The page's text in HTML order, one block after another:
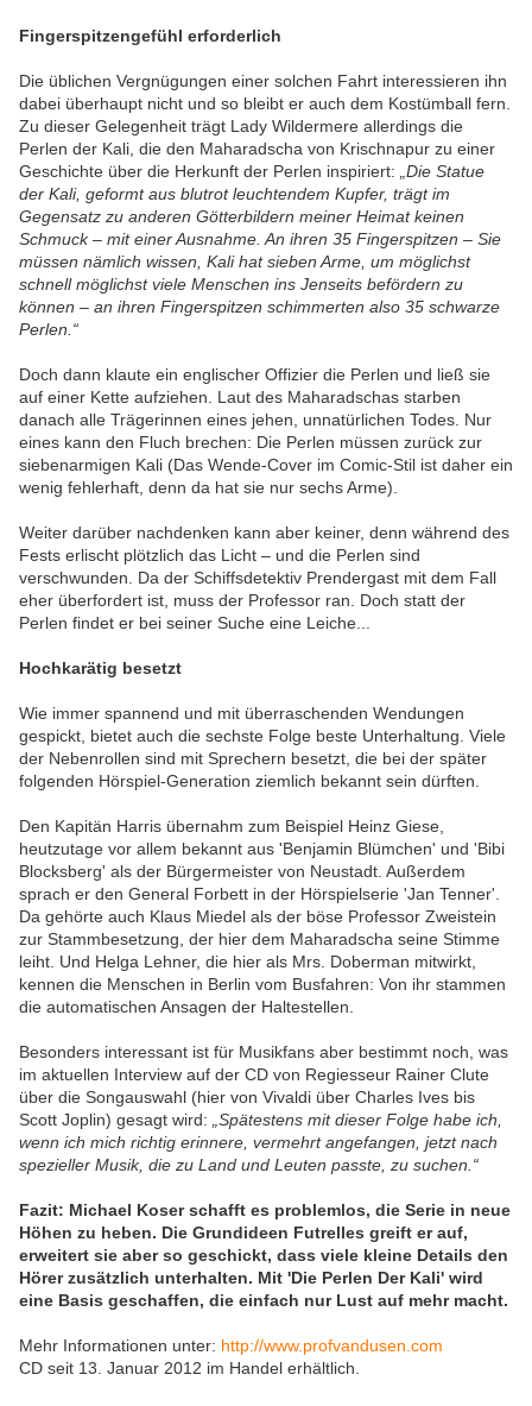
Fingerspitzengefühl erforderlich
Die üblichen Vergnügungen einer solchen Fahrt interessieren ihn
dabei überhaupt nicht und so bleibt er auch dem Kostümball fern.
Zu dieser Gelegenheit trägt Lady Wildermere allerdings die
Perlen der Kali, die den Maharadscha von Krischnapur zu einer
Geschichte über die Herkunft der Perlen inspiriert:
„Die Statue
der Kali, geformt aus blutrot leuchtendem Kupfer, trägt im
Gegensatz zu anderen Götterbildern meiner Heimat keinen
Schmuck – mit einer Ausnahme. An ihren 35 Fingerspitzen – Sie
müssen nämlich wissen, Kali hat sieben Arme, um möglichst
schnell möglichst viele Menschen ins Jenseits befördern zu
können – an ihren Fingerspitzen schimmerten also 35 schwarze
Perlen.“
Doch dann klaute ein englischer Offizier die Perlen und ließ sie
auf einer Kette aufziehen. Laut des Maharadschas starben
danach alle Trägerinnen eines jehen, unnatürlichen Todes. Nur
eines kann den Fluch brechen: Die Perlen müssen zurück zur
siebenarmigen Kali (Das Wende-Cover im Comic-Stil ist daher ein
wenig fehlerhaft, denn da hat sie nur sechs Arme).
Weiter darüber nachdenken kann aber keiner, denn während des
Fests erlischt plötzlich das Licht – und die Perlen sind
verschwunden. Da der Schiffsdetektiv Prendergast mit dem Fall
eher überfordert ist, muss der Professor ran. Doch statt der
Perlen findet er bei seiner Suche eine Leiche...
Hochkarätig besetzt
Wie immer spannend und mit überraschenden Wendungen
gespickt, bietet auch die sechste Folge beste Unterhaltung. Viele
der Nebenrollen sind mit Sprechern besetzt, die bei der später
folgenden Hörspiel-Generation ziemlich bekannt sein dürften.
Den Kapitän Harris übernahm zum Beispiel Heinz Giese,
heutzutage vor allem bekannt aus 'Benjamin Blümchen' und 'Bibi
Blocksberg' als der Bürgermeister von Neustadt. Außerdem
sprach er den General Forbett in der Hörspielserie 'Jan Tenner'.
Da gehörte auch Klaus Miedel als der böse Professor Zweistein
zur Stammbesetzung, der hier dem Maharadscha seine Stimme
leiht. Und Helga Lehner, die hier als Mrs. Doberman mitwirkt,
kennen die Menschen in Berlin vom Busfahren: Von ihr stammen
die automatischen Ansagen der Haltestellen.
Besonders interessant ist für Musikfans aber bestimmt noch, was
im aktuellen Interview auf der CD von Regiesseur Rainer Clute
über die Songauswahl (hier von Vivaldi über Charles Ives bis
Scott Joplin) gesagt wird:
„Spätestens mit dieser Folge habe ich,
wenn ich mich richtig erinnere, vermehrt angefangen, jetzt nach
spezieller Musik, die zu Land und Leuten passte, zu suchen.“
Fazit: Michael Koser schafft es problemlos, die Serie in neue
Höhen zu heben. Die Grundideen Futrelles greift er auf,
erweitert sie aber so geschickt, dass viele kleine Details den
Hörer zusätzlich unterhalten. Mit 'Die Perlen Der Kali' wird
eine Basis geschaffen, die einfach nur Lust auf mehr macht.
Mehr Informationen unter: http://www.profvandusen.com
CD seit 13. Januar 2012 im Handel erhältlich.